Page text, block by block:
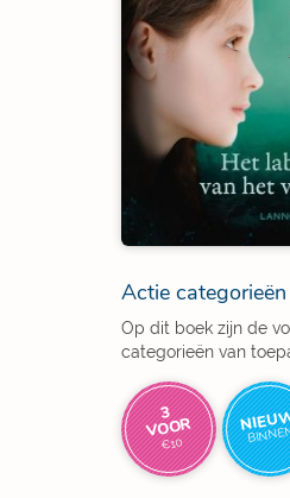
Actie categorieën
Op dit boek zijn de
categorieën van
3
VOOR
€10